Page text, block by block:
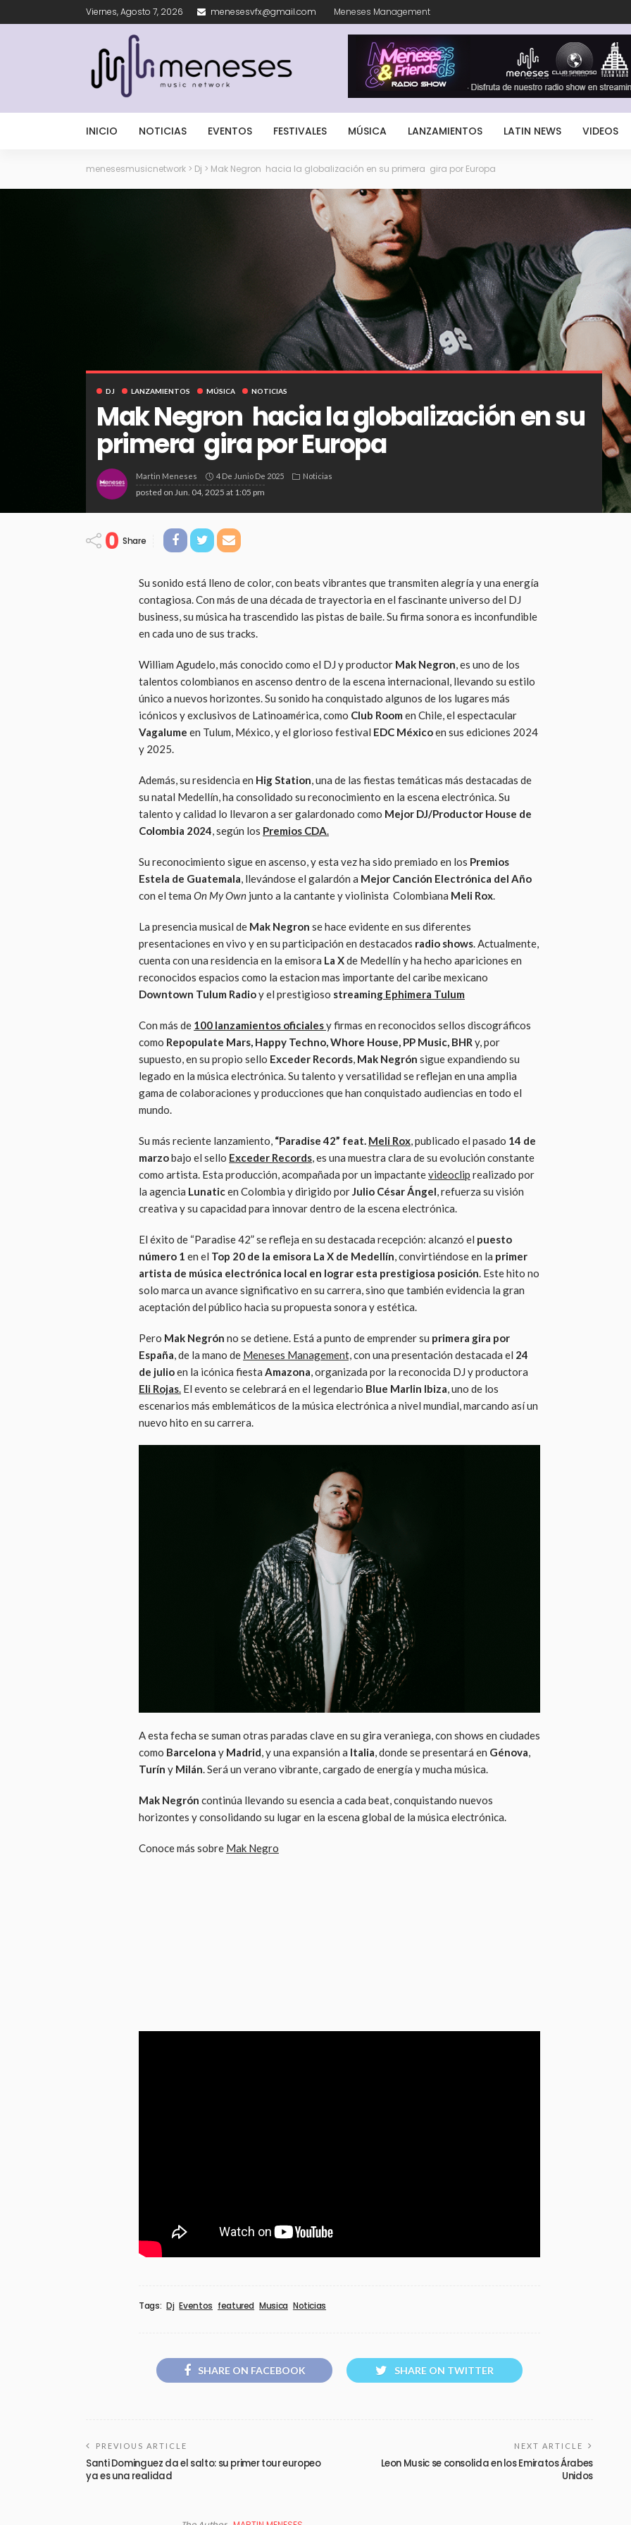
Viernes, Agosto 7, 2026 menesesvfx@gmail.com Meneses Management
INICIO NOTICIAS EVENTOS FESTIVALES MÚSICA LANZAMIENTOS LATIN NEWS VIDEOS
menesesmusicnetwork > Dj > Mak Negron hacia la globalización en su primera gira por Europa
DJ LANZAMIENTOS MÚSICA NOTICIAS
Mak Negron hacia la globalización en su
primera gira por Europa
Martin Meneses 4 De Junio De 2025 Noticias
posted on Jun. 04, 2025 at 1:05 pm
0 Share
Su sonido está lleno de color, con beats vibrantes que transmiten alegría y una energía
contagiosa. Con más de una década de trayectoria en el fascinante universo del DJ
business, su música ha trascendido las pistas de baile. Su firma sonora es inconfundible
en cada uno de sus tracks.
William Agudelo, más conocido como el DJ y productor Mak Negron, es uno de los
talentos colombianos en ascenso dentro de la escena internacional, llevando su estilo
único a nuevos horizontes. Su sonido ha conquistado algunos de los lugares más
icónicos y exclusivos de Latinoamérica, como Club Room en Chile, el espectacular
Vagalume en Tulum, México, y el glorioso festival EDC Méxicoen sus ediciones 2024
y 2025.
Además, su residencia en Hig Station, una de las fiestas temáticas más destacadas de
su natal Medellín, ha consolidado su reconocimiento en la escena electrónica. Su
talento y calidad lo llevaron a ser galardonado como Mejor DJ/Productor House de
Colombia 2024, según los Premios CDA.
Su reconocimiento sigue en ascenso, y esta vez ha sido premiado en los Premios
Estela de Guatemala, llevándose el galardón a Mejor Canción Electrónica del Año
con el tema On My Own junto a la cantante y violinista Colombiana Meli Rox.
La presencia musical de Mak Negron se hace evidente en sus diferentes
presentaciones en vivo y en su participación en destacados radio shows. Actualmente,
cuenta con una residencia en la emisora La Xde Medellín y ha hecho apariciones en
reconocidos espacios como la estacion mas importante del caribe mexicano
Downtown Tulum Radioy el prestigioso streaming Ephimera Tulum
Con más de 100 lanzamientos oficialesy firmas en reconocidos sellos discográficos
como Repopulate Mars, Happy Techno, Whore House, PP Music, BHRy, por
supuesto, en su propio sello Exceder Records, Mak Negrón sigue expandiendo su
legado en la música electrónica. Su talento y versatilidad se reflejan en una amplia
gama de colaboraciones y producciones que han conquistado audiencias en todo el
mundo.
Su más reciente lanzamiento, “Paradise 42” feat. Meli Rox,publicado el pasado 14 de
marzobajo el sello Exceder Records, es una muestra clara de su evolución constante
como artista. Esta producción, acompañada por un impactantevideoclip realizado por
la agencia Lunaticen Colombia y dirigido porJulio César Ángel, refuerza su visión
creativa y su capacidad para innovar dentro de la escena electrónica.
El éxito de “Paradise 42” se refleja en su destacada recepción: alcanzó el puesto
número 1 en el Top 20 de la emisora La X de Medellín, convirtiéndose en la primer
artista de música electrónica local en lograr esta prestigiosa posición. Este hito no
solo marca un avance significativo en su carrera, sino que también evidencia la gran
aceptación del público hacia su propuesta sonora y estética.
Pero Mak Negrón no se detiene. Está a punto de emprender su primera gira por
España, de la mano de Meneses Management,con una presentación destacada el 24
de julioen la icónica fiesta Amazona, organizada por la reconocida DJ y productora
Eli Rojas. El evento se celebrará en el legendario Blue Marlin Ibiza, uno de los
escenarios más emblemáticos de la música electrónica a nivel mundial, marcando así un
nuevo hito en su carrera.
A esta fecha se suman otras paradas clave en su gira veraniega, con shows en ciudades
como Barcelona y Madrid, y una expansión a Italia, donde se presentará en Génova,
Turín y Milán. Será un verano vibrante, cargado de energía y mucha música.
Mak Negrón continúa llevando su esencia a cada beat, conquistando nuevos
horizontes y consolidando su lugar en la escena global de la música electrónica.
Conoce más sobre Mak Negro
Tags: Dj Eventos featured Musica Noticias
SHARE ON FACEBOOK SHARE ON TWITTER
PREVIOUS ARTICLE
Santi Dominguez da el salto: su primer tour europeo
ya es una realidad
NEXT ARTICLE
Leon Music se consolida en los Emiratos Árabes
Unidos